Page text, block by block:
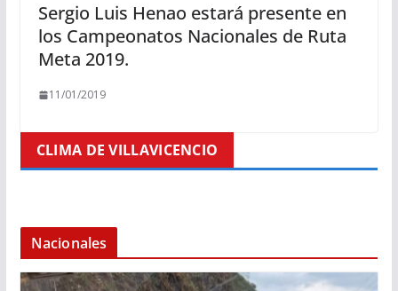
Sergio Luis Henao estará presente en
los Campeonatos Nacionales de Ruta
Meta 2019.
11/01/2019
CLIMA DE VILLAVICENCIO
Nacionales